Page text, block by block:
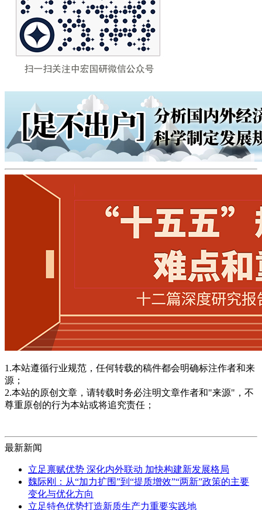
1.本站遵循行业规范，任何转载的稿件都会明确标注作者和来
源；
2.本站的原创文章，请转载时务必注明文章作者和"来源"，不
尊重原创的行为本站或将追究责任；
最新新闻
立足禀赋优势 深化内外联动 加快构建新发展格局
魏际刚：从“加力扩围”到“提质增效”“两新”政策的主要
变化与优化方向
立足特色优势打造新质生产力重要实践地